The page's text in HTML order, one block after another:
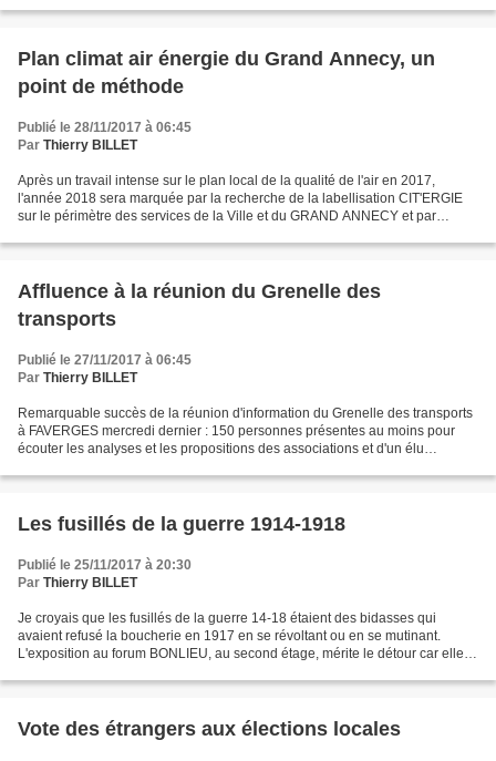
Plan climat air énergie du Grand Annecy, un
point de méthode
Publié le 28/11/2017 à 06:45
Par Thierry BILLET
Après un travail intense sur le plan local de la qualité de l'air en 2017,
l'année 2018 sera marquée par la recherche de la labellisation CIT'ERGIE
sur le périmètre des services de la Ville et du GRAND ANNECY et par
Affluence à la réunion du Grenelle des
transports
Publié le 27/11/2017 à 06:45
Par Thierry BILLET
Remarquable succès de la réunion d'information du Grenelle des transports
à FAVERGES mercredi dernier : 150 personnes présentes au moins pour
écouter les analyses et les propositions des associations et d'un élu
Les fusillés de la guerre 1914-1918
Publié le 25/11/2017 à 20:30
Par Thierry BILLET
Je croyais que les fusillés de la guerre 14-18 étaient des bidasses qui
avaient refusé la boucherie en 1917 en se révoltant ou en se mutinant.
L'exposition au forum BONLIEU, au second étage, mérite le détour car elle
Vote des étrangers aux élections locales